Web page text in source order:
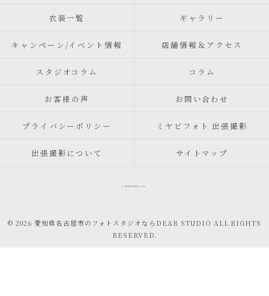
衣装一覧 ギャラリー
キャンペーン/イベント情報 店舗情報＆アクセス
スタジオコラム コラム
お客様の声 お問い合わせ
プライバシーポリシー ミヤビフォト 出張撮影
出張撮影について サイトマップ
© 2026 愛知県名古屋市のフォトスタジオならDEAR STUDIO ALL RIGHTS
RESERVED.